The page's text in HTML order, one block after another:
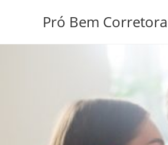
Pró Bem